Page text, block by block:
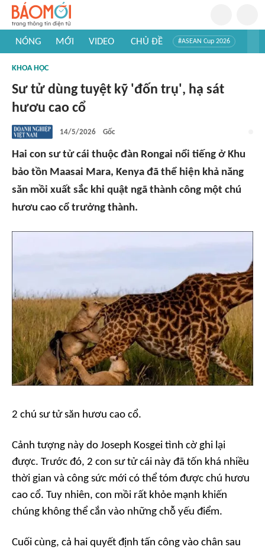
NÓNG MỚI VIDEO CHỦ ĐỀ #ASEAN Cup 2026
#Khám phá thế giới
KHOA HỌC
Sư tử dùng tuyệt kỹ 'đốn trụ', hạ sát
hươu cao cổ
14/5/2026 Gốc
Hai con sư tử cái thuộc đàn Rongai nổi tiếng ở Khu
bảo tồn Maasai Mara, Kenya đã thể hiện khả năng
săn mồi xuất sắc khi quật ngã thành công một chú
hươu cao cổ trưởng thành.
2 chú sư tử săn hươu cao cổ.
Cảnh tượng này do Joseph Kosgei tình cờ ghi lại
được. Trước đó, 2 con sư tử cái này đã tốn khá nhiều
thời gian và công sức mới có thể tóm được chú hươu
cao cổ. Tuy nhiên, con mồi rất khỏe mạnh khiến
chúng không thể cắn vào những chỗ yếu điểm.
Cuối cùng, cả hai quyết định tấn công vào chân sau